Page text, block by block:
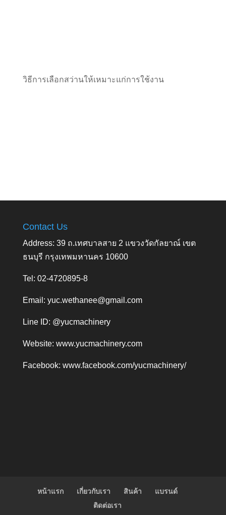
วิธีการเลือกสว่านให้เหมาะแก่การใช้งาน
Contact Us
Address: 39 ถ.เทศบาลสาย 2 แขวงวัดกัลยาณ์ เขต
ธนบุรี กรุงเทพมหานคร 10600
Tel: 02-4720895-8
Email: yuc.wethanee@gmail.com
Line ID: @yucmachinery
Website: www.yucmachinery.com
Facebook: www.facebook.com/yucmachinery/
หน้าแรก เกี่ยวกับเรา สินค้า
แบรนด์
ติดต่อเรา